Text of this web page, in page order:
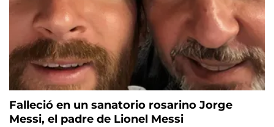
Falleció en un sanatorio rosarino Jorge
Messi, el padre de Lionel Messi